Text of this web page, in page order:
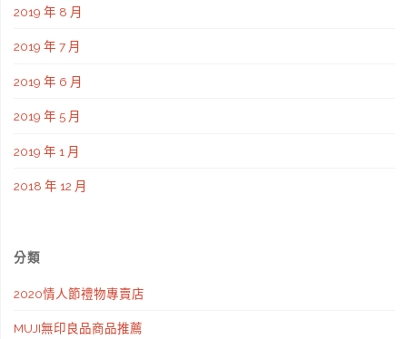
2019 年 8 月
2019 年 7 月
2019 年 6 月
2019 年 5 月
2019 年 1 月
2018 年 12 月
分類
2020情人節禮物專賣店
MUJI無印良品商品推薦